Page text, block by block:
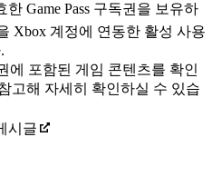
Game Pass 구독권을 보유하
Xbox 계정에 연동한 활성 사용
에 포함된 게임 콘텐츠를 확인
고해 자세히 확인하실 수 있습
시글